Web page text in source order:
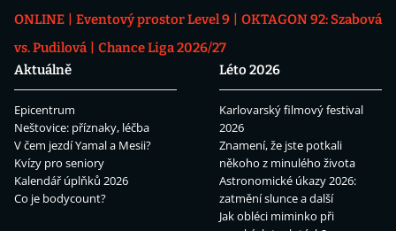
ONLINE
Eventový prostor Level 9
OKTAGON 92: Szabová
vs. Pudilová
Chance Liga 2026/27
Aktuálně
Epicentrum
Neštovice: příznaky, léčba
V čem jezdí Yamal a Mesii?
Kvízy pro seniory
Kalendář úplňků 2026
Co je bodycount?
Léto 2026
Karlovarský filmový festival
2026
Znamení, že jste potkali
někoho z minulého života
Astronomické úkazy 2026:
zatmění slunce a další
Jak obléci miminko při